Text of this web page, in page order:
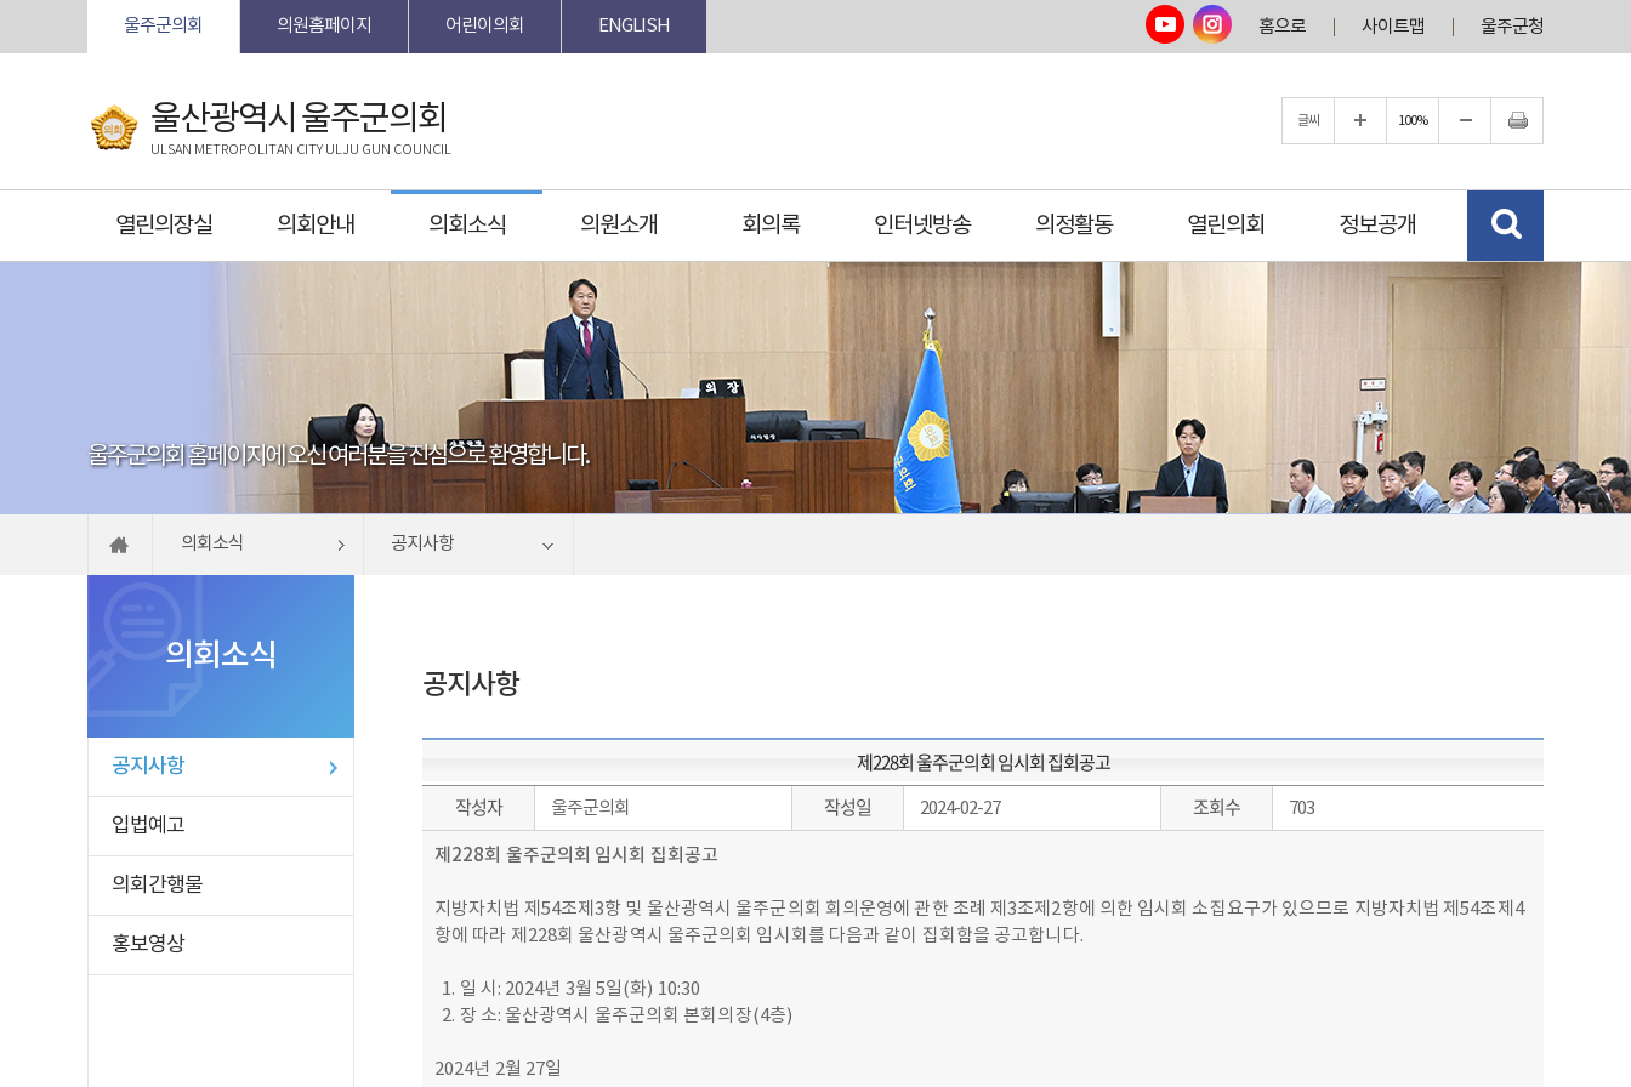
본문바로가기
울주군의회 의원홈페이지 어린이의회 ENGLISH 홈으로 사이트맵 울주군청
울산광역시 울주군의회
ULSAN METROPOLITAN CITY ULJU GUN COUNCIL
글씨 100%
열린의장실 의회안내 의회소식 의원소개 회의록 인터넷방송 의정활동 열린의회 정보공개
울주군의회 홈페이지에 오신 여러분을 진심으로 환영합니다.
의회소식 공지사항
의회소식
공지사항
입법예고
의회간행물
홍보영상
공지사항
제228회 울주군의회 임시회 집회공고
작성자
울주군의회 작성일 2024-02-27 조회수 703
제 228회 울주군의회 임시회 집회공고
지방자치법 제54조제3항 및 울산광역시 울주군의회 회의운영에 관한 조례 제3조제2항에 의한 임시회 소집요구가 있으므로 지방자치법 제54조제4
항에 따라 제228회 울산광역시 울주군의회 임시회를 다음과 같이 집회함을 공고합니다.
1. 일 시: 2024년 3월 5일(화) 10:30
2. 장 소: 울산광역시 울주군의회 본회의장(4층)
2024년 2월 27일